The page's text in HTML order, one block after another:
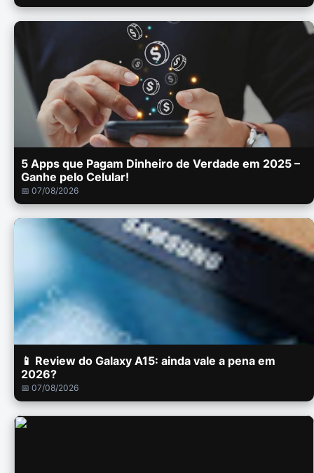
5 Apps que Pagam Dinheiro de Verdade em 2025 –
Ganhe pelo Celular!
📅 07/08/2026
📱 Review do Galaxy A15: ainda vale a pena em
2026?
📅 07/08/2026